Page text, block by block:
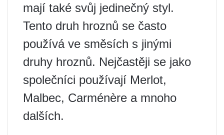
mají také svůj jedinečný styl.
Tento druh hroznů se často
používá ve směsích s jinými
druhy hroznů. Nejčastěji se jako
společníci používají Merlot,
Malbec, Carménère a mnoho
dalších.